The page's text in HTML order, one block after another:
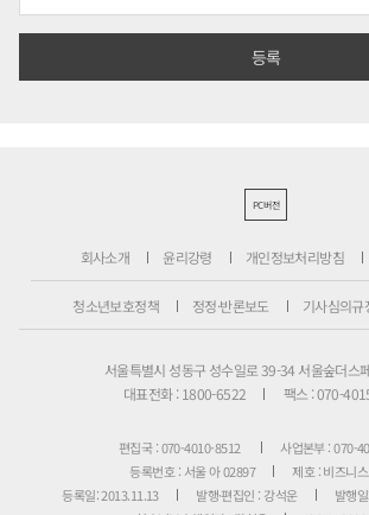
PC버전
회사소개 윤리강령 개인정보처리방침
청소년보호정책 정정·반론보도 기사심의규
서울특별시 성동구 성수일로 39-34 서울숲더스
대표전화 : 1800-6522
팩스 : 070-
편집국 : 070-4010-8512
사업본부 : 070-
등록번호 : 서울 아 02897
제호 : 비즈니
등록일: 2013.11.13
발행·편집인 : 강석운
발행